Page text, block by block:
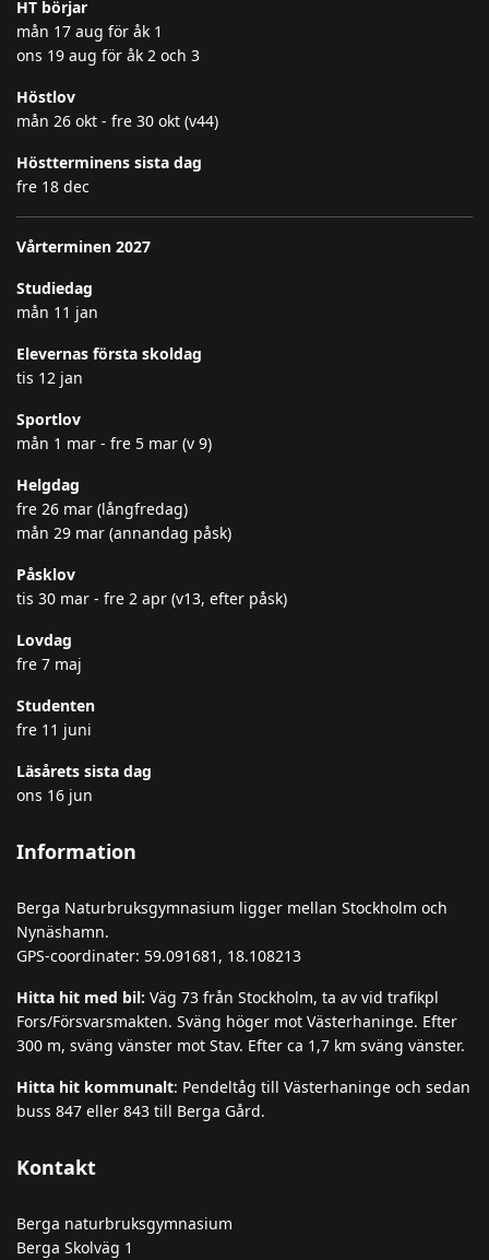
HT börjar
mån 17 aug för åk 1
ons 19 aug för åk 2 och 3
Höstlov
mån 26 okt - fre 30 okt (v44)
Höstterminens sista dag
fre 18 dec
Vårterminen 2027
Studiedag
mån 11 jan
Elevernas första skoldag
tis 12 jan
Sportlov
mån 1 mar - fre 5 mar (v 9)
Helgdag
fre 26 mar (långfredag)
mån 29 mar (annandag påsk)
Påsklov
tis 30 mar - fre 2 apr (v13, efter påsk)
Lovdag
fre 7 maj
Studenten
fre 11 juni
Läsårets sista dag
ons 16 jun
Information
Berga Naturbruksgymnasium ligger mellan Stockholm och
Nynäshamn.
GPS-coordinater: 59.091681, 18.108213
Hitta hit med bil: Väg 73 från Stockholm, ta av vid trafikpl
Fors/Försvarsmakten. Sväng höger mot Västerhaninge. Efter
300 m, sväng vänster mot Stav. Efter ca 1,7 km sväng vänster.
Hitta hit kommunalt: Pendeltåg till Västerhaninge och sedan
buss 847 eller 843 till Berga Gård.
Kontakt
Berga naturbruksgymnasium
Berga Skolväg 1